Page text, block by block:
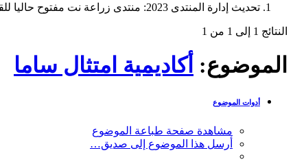
تحديث إدارة المنتدى 2023: منتدى زراعة نت مفتوح حاليا للقراءة فقط، ولا يقبل مشاركات جديدة. يمكنكم استخدام الشريط الظاهر أعلاه للبحث في كافة مواضيع المدوّنة والمنتدى.
النتائج 1 إلى 1 من 1
الموضوع: أكاديمية امتثال ساما
أدوات الموضوع
مشاهدة صفحة طباعة الموضوع
أرسل هذا الموضوع إلى صديق…